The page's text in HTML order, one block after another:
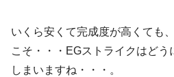
いくら安くて完成度が高くても
こそ・・・EGストライクはどう
しまいますね・・・。